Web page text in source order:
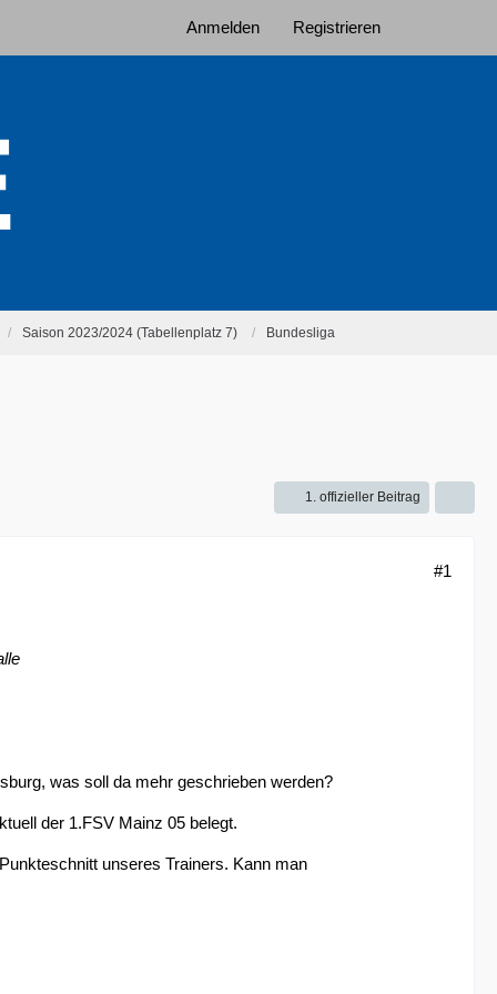
Anmelden Registrieren
Saison 2023/2024 (Tabellenplatz 7) Bundesliga
1. offizieller Beitrag
#1
was soll da mehr geschrieben werden?
der 1.FSV Mainz 05 belegt.
unseres Trainers. Kann man